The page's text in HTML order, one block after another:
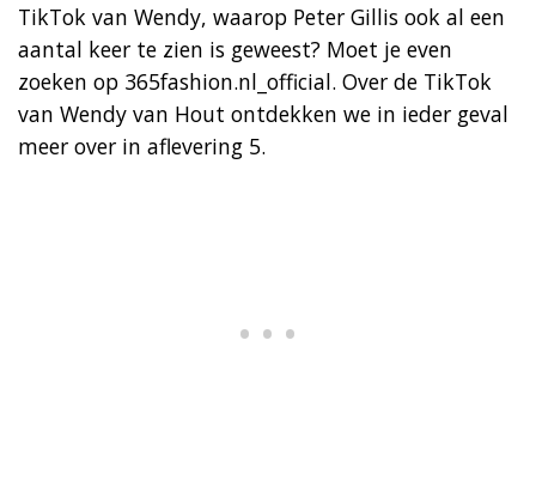
TikTok van Wendy, waarop Peter Gillis ook al een
aantal keer te zien is geweest? Moet je even
zoeken op 365fashion.nl_official. Over de TikTok
van Wendy van Hout ontdekken we in ieder geval
meer over in aflevering 5.